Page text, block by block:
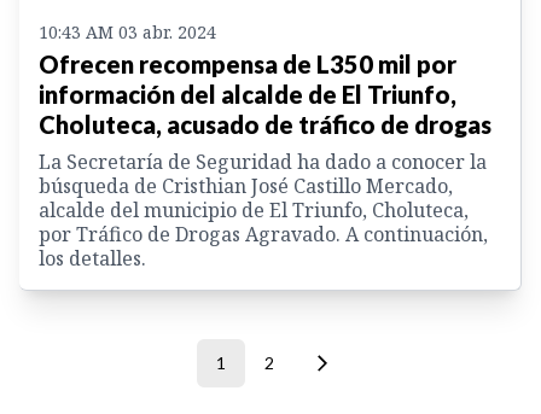
10:43 AM 03 abr. 2024
Ofrecen recompensa de L350 mil por
información del alcalde de El Triunfo,
Choluteca, acusado de tráfico de drogas
La Secretaría de Seguridad ha dado a conocer la
búsqueda de Cristhian José Castillo Mercado,
alcalde del municipio de El Triunfo, Choluteca,
por Tráfico de Drogas Agravado. A continuación,
los detalles.
1 2